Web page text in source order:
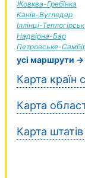
Жовква-Гребінка
Канів-Вугледар
Іллінці-Теплогірськ
Надвірна-Бар
Петровське-
усі маршрути →
Карта країн
Карта
Карта